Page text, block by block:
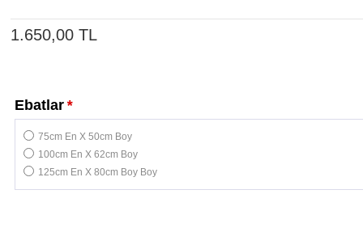
1.650,00 TL
*
Ebatlar
75cm En X 50cm Boy
100cm En X 62cm Boy
125cm En X 80cm Boy Boy